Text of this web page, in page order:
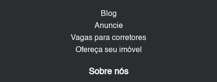
Blog
Anuncie
Vagas para corretores
Ofereça seu imóvel
Sobre nós